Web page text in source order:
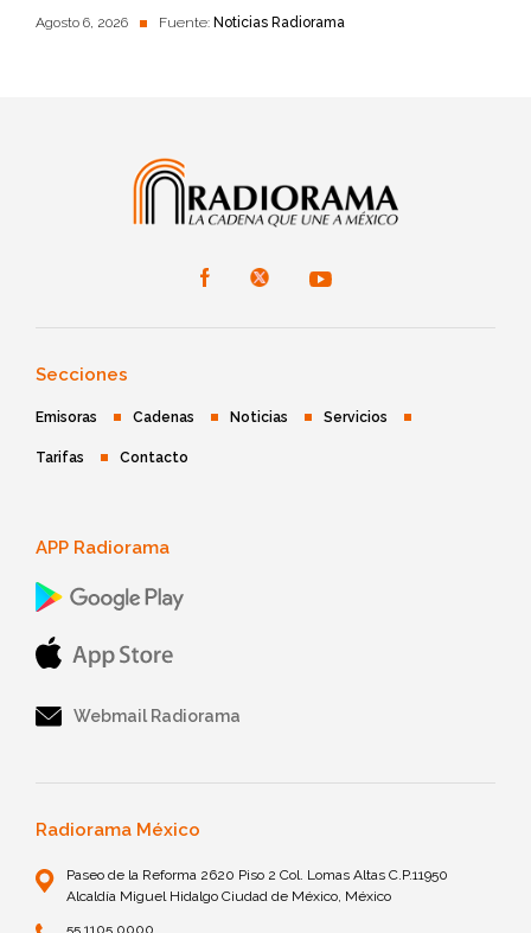
Agosto 6, 2026 Fuente: Noticias Radiorama
Secciones
Emisoras Cadenas Noticias Servicios
Tarifas Contacto
APP Radiorama
Webmail Radiorama
Radiorama México
Paseo de la Reforma 2620 Piso 2 Col. Lomas Altas C.P.11950
Alcaldía Miguel Hidalgo Ciudad de México, México